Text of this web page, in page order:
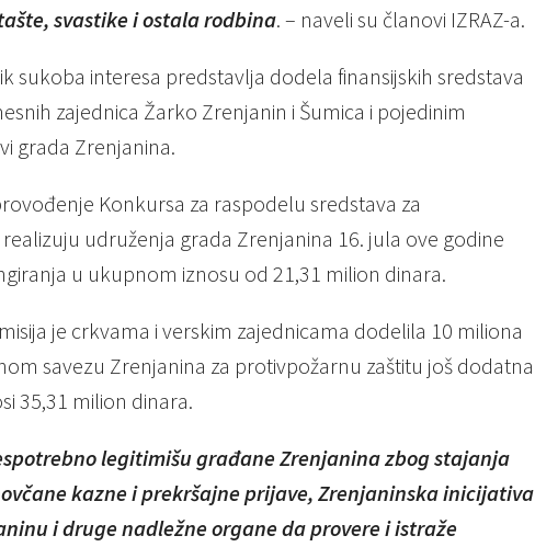
svastike i ostala rodbina. – naveli su članovi IZRAZ-a.
sukoba interesa predstavlja dodela finansijskih sredstava
zajednica Žarko Zrenjanin i Šumica i pojedinim
grada Zrenjanina.
Konkursa za raspodelu sredstava za
udruženja grada Zrenjanina 16. jula ove godine
u ukupnom iznosu od 21,31 milion dinara.
je crkvama i verskim zajednicama dodelila 10 miliona
savezu Zrenjanina za protivpožarnu zaštitu još dodatna
35,31 milion dinara.
legitimišu građane Zrenjanina zbog stajanja
kazne i prekršajne prijave, Zrenjaninska inicijativa
i druge nadležne organe da provere i istraže